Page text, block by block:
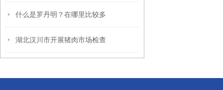
什么是罗丹明？在哪里比较多
湖北汉川市开展猪肉市场检查